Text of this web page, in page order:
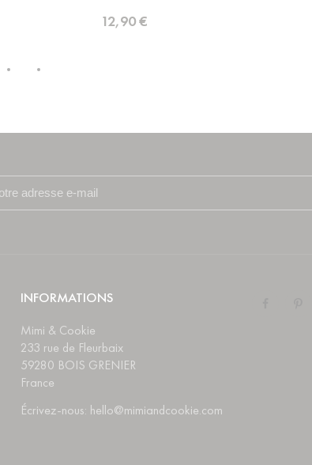
12,90 €
INFORMATIONS
Mimi & Cookie
233 rue de Fleurbaix
59280 BOIS GRENIER
France
Écrivez-nous: hello@mimiandcookie.com